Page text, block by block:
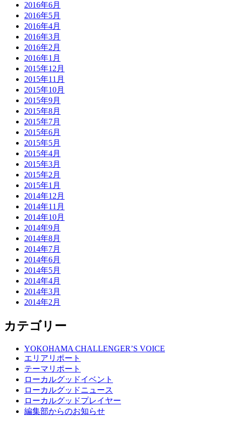
2016年6月
2016年5月
2016年4月
2016年3月
2016年2月
2016年1月
2015年12月
2015年11月
2015年10月
2015年9月
2015年8月
2015年7月
2015年6月
2015年5月
2015年4月
2015年3月
2015年2月
2015年1月
2014年12月
2014年11月
2014年10月
2014年9月
2014年8月
2014年7月
2014年6月
2014年5月
2014年4月
2014年3月
2014年2月
カテゴリー
YOKOHAMA CHALLENGER’S VOICE
エリアリポート
テーマリポート
ローカルグッドイベント
ローカルグッドニュース
ローカルグッドプレイヤー
編集部からのお知らせ